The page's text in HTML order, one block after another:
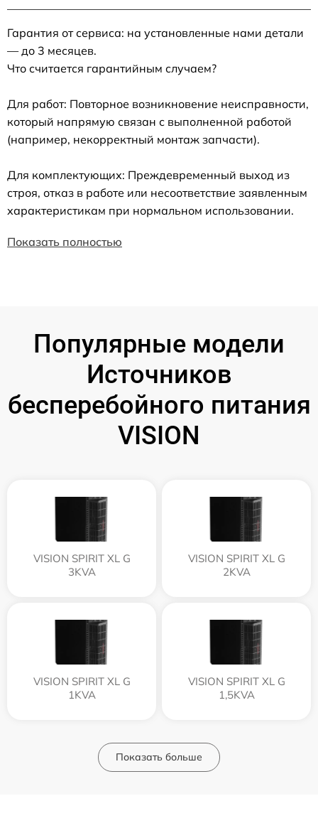
Гарантия от сервиса: на установленные нами детали
— до 3 месяцев.
Что считается гарантийным случаем?
Для работ: Повторное возникновение неисправности,
который напрямую связан с выполненной работой
(например, некорректный монтаж запчасти).
Для комплектующих: Преждевременный выход из
строя, отказ в работе или несоответствие заявленным
характеристикам при нормальном использовании.
Показать полностью
Популярные модели
Источников
бесперебойного питания
VISION
VISION SPIRIT XL G
3KVA
VISION SPIRIT XL G
2KVA
VISION SPIRIT XL G
1KVA
VISION SPIRIT XL G
1,5KVA
Показать больше